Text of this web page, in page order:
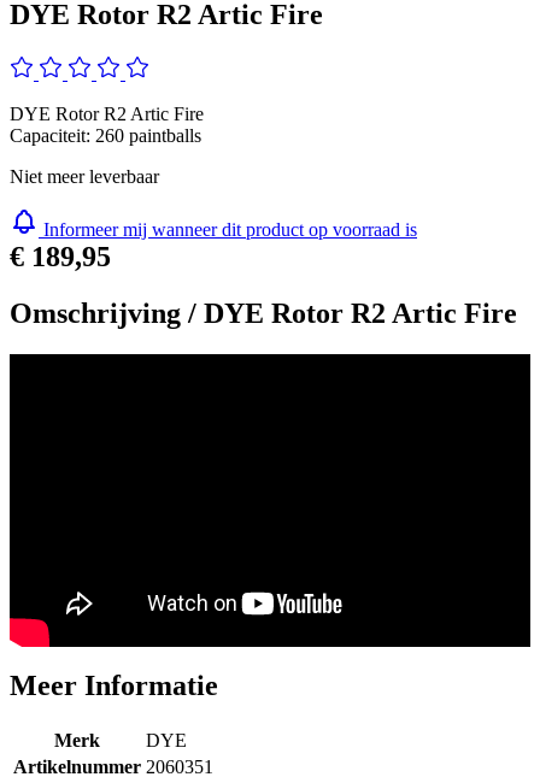
DYE Rotor R2 Artic Fire
DYE Rotor R2 Artic Fire
Capaciteit: 260 paintballs
Niet meer leverbaar
Informeer mij wanneer dit product op voorraad is
€ 189,95
Omschrijving / DYE Rotor R2 Artic Fire
Meer Informatie
Merk
DYE
Artikelnummer 2060351